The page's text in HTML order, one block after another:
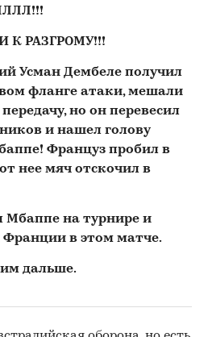
К РАЗГРОМУ!!!
Усман Дембеле получил
фланге атаки, мешали
но он перевесил
и нашел голову
Француз пробил в
нее мяч отскочил в
Мбаппе на турнире и
Франции в этом матче.
дальше.